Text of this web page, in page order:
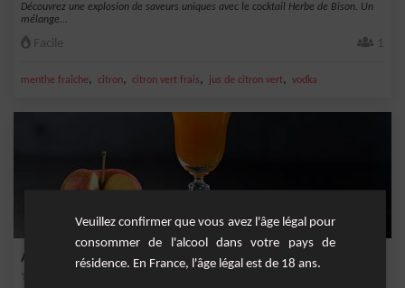
Découvrez une explosion de saveurs uniques avec le cocktail Herbe de Bison. Un
mélange...
Facile 1
menthe fraîche, citron, citron vert frais, jus de citron vert, vodka
Adam y Eva
Veuillez confirmer que vous avez l'âge légal pour
consommer de l'alcool dans votre pays de
résidence. En France, l'âge légal est de 18 ans.